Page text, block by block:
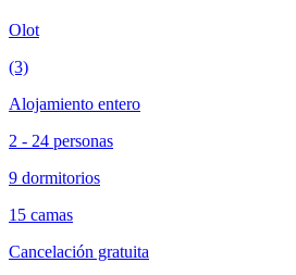
Olot
(3)
Alojamiento entero
2 - 24 personas
9 dormitorios
15 camas
Cancelación gratuita